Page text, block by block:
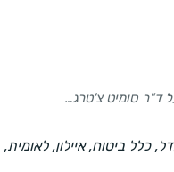
מבקש לתת המלצה חמה מכל הלב על ד"ר סומיט צ'טרג'י. בת זוגי עברה הליך משולב שכלל הוצאת ביופסיה מהריאה יחד עם ניקור נוזלים שבוצע באופן לא שגרתי. קודם כל - היא סוף סוף מצליחה לנשום (פיזית) - אחרי כמה שבועות קשים. ד"ר סומיט היה מקצועי, נעים, אכפתי, סובלני, קשוב ועשה מעל ומעבר. עברתי עם משפחתי כמה פרוצדורות פרטיות. לרוב הרופא מגיע ומתקדם מיד לפציינט הבא מיד (time is money) - לא במקרה הזה. מעבר לכך - ענת, אשתו של ד"ר סומיט (מנהלת המרפאה) היא מלאך וסופר מקצועית. היא תאמה לנו את הפרוצדורה החריגה תוך פחות מ- 24 שעות, השקיעה מזמנה להקשיב ולהבין מה הבעיה, וסייעה לנו לקבל החלטות קריטיות (מעבר לפרוצדורה עצמה).
כלל ביטוח, איילון, לאומית,